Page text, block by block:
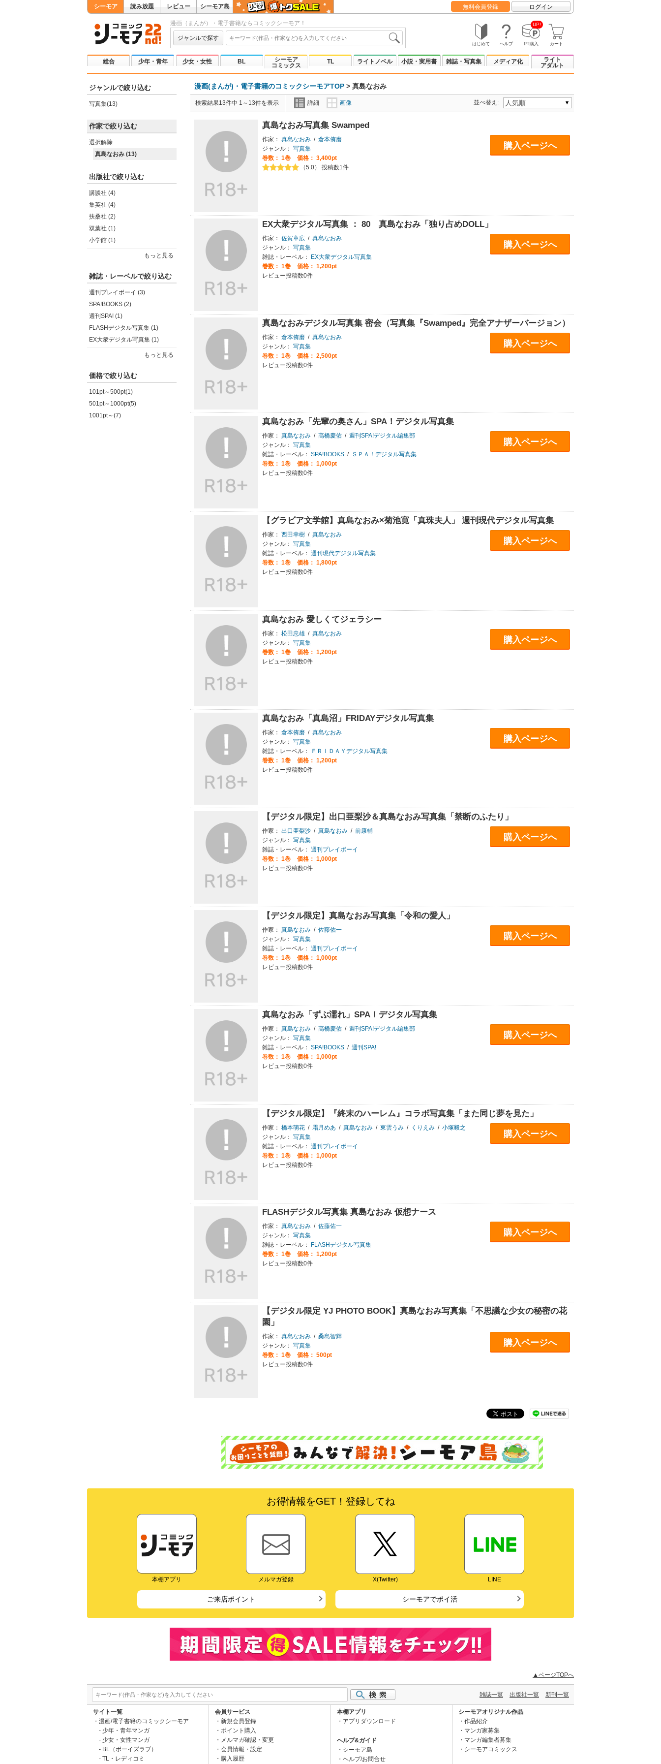
シーモア 読み放題 レビュー シーモア島 無料会員登録 ログイン
漫画（まんが）・電子書籍ならコミックシーモア！
ジャンルで探す
はじめて ヘルプ
UP!
PT購入 カート
総合 少年・青年 少女・女性 BL
シーモア
コミックス
TL ライトノベル 小説・実用書 雑誌・写真集 メディア化
ライト
アダルト
ジャンルで絞り込む
写真集(13)
作家で絞り込む
選択解除
真島なおみ (13)
出版社で絞り込む
講談社 (4)
集英社 (4)
扶桑社 (2)
双葉社 (1)
小学館 (1)
もっと見る
雑誌・レーベルで絞り込む
週刊プレイボーイ (3)
SPA!BOOKS (2)
週刊SPA! (1)
FLASHデジタル写真集 (1)
EX大衆デジタル写真集 (1)
もっと見る
価格で絞り込む
101pt～500pt(1)
501pt～1000pt(5)
1001pt～(7)
漫画(まんが)・電子書籍のコミックシーモアTOP > 真島なおみ
検索結果13件中 1～13件を表示 詳細 画像 並べ替え:
真島なおみ写真集 Swamped
作家： 真島なおみ / 倉本侑磨
ジャンル： 写真集
巻数： 1巻
価格： 3,400pt
（5.0） 投稿数1件
購入ページへ
EX大衆デジタル写真集 ： 80 真島なおみ「独り占めDOLL」
作家： 佐賀章広 / 真島なおみ
ジャンル： 写真集
雑誌・レーベル：
EX大衆デジタル写真集
巻数： 1巻
価格： 1,200pt
レビュー投稿数0件
購入ページへ
真島なおみデジタル写真集 密会（写真集『Swamped』完全アナザーバージョン）
作家： 倉本侑磨 / 真島なおみ
ジャンル： 写真集
巻数： 1巻
価格： 2,500pt
レビュー投稿数0件
購入ページへ
真島なおみ「先輩の奥さん」SPA！デジタル写真集
作家： 真島なおみ / 高橋慶佑 / 週刊SPA!デジタル編集部
ジャンル： 写真集
雑誌・レーベル： SPA!BOOKS /
ＳＰＡ！デジタル写真集
巻数： 1巻
価格： 1,000pt
レビュー投稿数0件
購入ページへ
【グラビア文学館】真島なおみ×菊池寛「真珠夫人」 週刊現代デジタル写真集
作家： 西田幸樹 / 真島なおみ
ジャンル： 写真集
雑誌・レーベル： 週刊現代デジタル写真集
巻数： 1巻
価格： 1,800pt
レビュー投稿数0件
購入ページへ
真島なおみ 愛しくてジェラシー
作家： 松田忠雄 / 真島なおみ
ジャンル： 写真集
巻数： 1巻
価格： 1,200pt
レビュー投稿数0件
購入ページへ
真島なおみ「真島沼」FRIDAYデジタル写真集
作家： 倉本侑磨 / 真島なおみ
ジャンル： 写真集
雑誌・レーベル：
ＦＲＩＤＡＹデジタル写真集
巻数： 1巻
価格： 1,200pt
レビュー投稿数0件
購入ページへ
【デジタル限定】出口亜梨沙＆真島なおみ写真集「禁断のふたり」
作家： 出口亜梨沙 / 真島なおみ / 前康輔
ジャンル： 写真集
雑誌・レーベル： 週刊プレイボーイ
巻数： 1巻
価格： 1,000pt
レビュー投稿数0件
購入ページへ
【デジタル限定】真島なおみ写真集「令和の愛人」
作家： 真島なおみ / 佐藤佑一
ジャンル： 写真集
雑誌・レーベル： 週刊プレイボーイ
巻数： 1巻
価格： 1,000pt
レビュー投稿数0件
購入ページへ
真島なおみ「ずぶ濡れ」SPA！デジタル写真集
作家： 真島なおみ / 高橋慶佑 / 週刊SPA!デジタル編集部
ジャンル： 写真集
雑誌・レーベル： SPA!BOOKS / 週刊SPA!
巻数： 1巻
価格： 1,000pt
レビュー投稿数0件
購入ページへ
【デジタル限定】『終末のハーレム』コラボ写真集「また同じ夢を見た」
作家： 橋本萌花 / 霜月めあ / 真島なおみ / 東雲うみ / くりえみ / 小塚毅之
ジャンル： 写真集
雑誌・レーベル： 週刊プレイボーイ
巻数： 1巻
価格： 1,000pt
レビュー投稿数0件
購入ページへ
FLASHデジタル写真集 真島なおみ 仮想ナース
作家： 真島なおみ / 佐藤佑一
ジャンル： 写真集
雑誌・レーベル：
FLASHデジタル写真集
巻数： 1巻
価格： 1,200pt
レビュー投稿数0件
購入ページへ
【デジタル限定 YJ PHOTO BOOK】真島なおみ写真集「不思議な少女の秘密の花
園」
作家： 真島なおみ / 桑島智輝
ジャンル： 写真集
巻数： 1巻
価格： 500pt
レビュー投稿数0件
購入ページへ
お得情報をGET！登録してね
本棚アプリ メルマガ登録 X(Twitter) LINE
ご来店ポイント シーモアでポイ活
▲ページTOPへ
雑誌一覧 出版社一覧 新刊一覧
サイト一覧
漫画/電子書籍のコミックシーモア
少年・青年マンガ
少女・女性マンガ
BL（ボーイズラブ）
TL・レディコミ
会員サービス
新規会員登録
ポイント購入
メルマガ確認・変更
会員情報・設定
購入履歴
本棚アプリ
アプリダウンロード
ヘルプ&ガイド
シーモア島
ヘルプ/お問合せ
シーモアオリジナル作品
作品紹介
マンガ家募集
マンガ編集者募集
シーモアコミックス